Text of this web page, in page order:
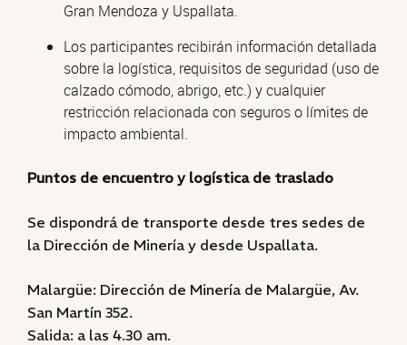
Gran Mendoza y Uspallata.
Los participantes recibirán información detallada
sobre la logística, requisitos de seguridad (uso de
calzado cómodo, abrigo, etc.) y cualquier
restricción relacionada con seguros o límites de
impacto ambiental.
Puntos de encuentro y logística de traslado
Se dispondrá de transporte desde tres sedes de
la Dirección de Minería y desde Uspallata.
Malargüe: Dirección de Minería de Malargüe, Av.
San Martín 352.
Salida: a las 4.30 am.